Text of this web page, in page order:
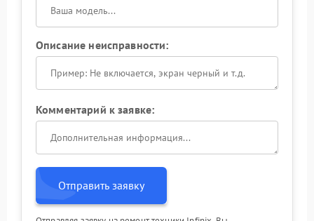
Описание неисправности:
Комментарий к заявке:
Отправить заявку